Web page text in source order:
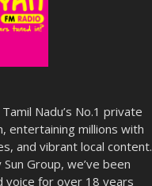
Nadu’s No.1 private
entertaining millions with
and vibrant local content.
Group, we’ve been
voice for over 18 years